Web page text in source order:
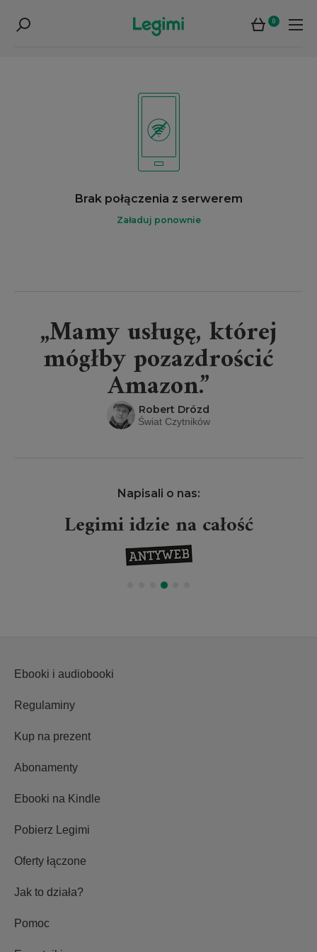
0
Brak połączenia z serwerem
Załaduj ponownie
„Mamy usługę, której
mógłby pozazdrościć
Amazon.”
Robert Drózd
Świat Czytników
Napisali o nas:
Legimi idzie na całość
Ebooki i audiobooki
Regulaminy
Kup na prezent
Abonamenty
Ebooki na Kindle
Pobierz Legimi
Oferty łączone
Jak to działa?
Pomoc